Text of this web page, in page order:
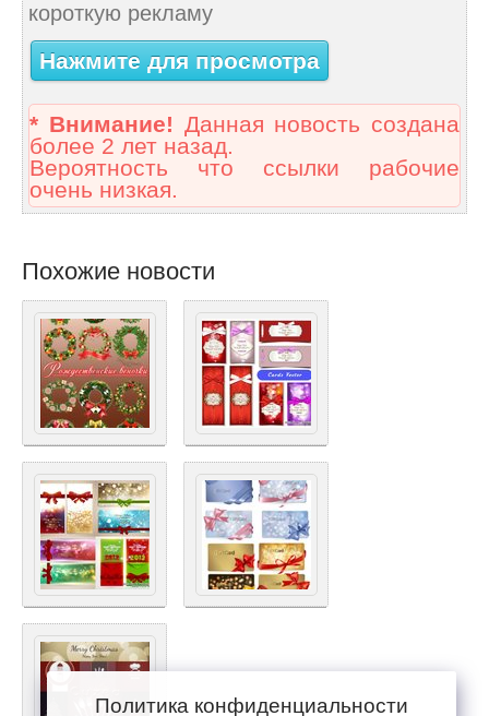
короткую рекламу
Нажмите для просмотра
* Внимание! Данная новость создана
более 2 лет назад.
Вероятность что ссылки рабочие
очень низкая.
Похожие новости
Политика конфиденциальности